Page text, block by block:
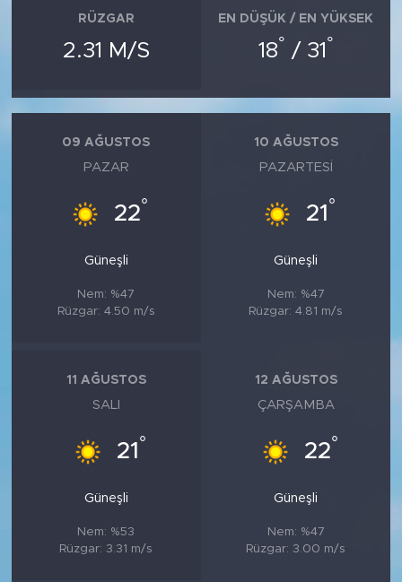
RÜZGAR
2.31 M/S
EN DÜŞÜK / EN YÜKSEK
18° / 31 °
09 AĞUSTOS
PAZAR
22°
Güneşli
Nem: %47
Rüzgar: 4.50 m/s
10 AĞUSTOS
PAZARTESI
21 °
Güneşli
Nem: %47
Rüzgar: 4.81 m/s
11 AĞUSTOS
SALI
21 °
Güneşli
Nem: %53
Rüzgar: 3.31 m/s
12 AĞUSTOS
ÇARŞAMBA
22°
Güneşli
Nem: %47
Rüzgar: 3.00 m/s